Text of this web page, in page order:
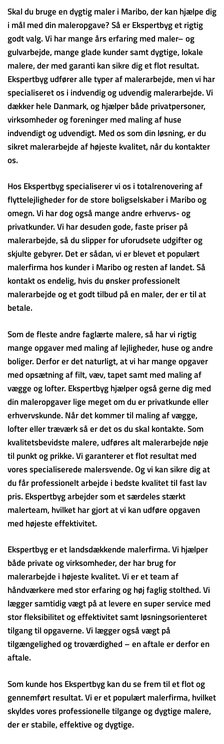
Skal du bruge en dygtig maler i Maribo, der kan hjælpe dig
i mål med din maleropgave? Så er Ekspertbyg et rigtig
godt valg. Vi har mange års erfaring med maler– og
gulvarbejde, mange glade kunder samt dygtige, lokale
malere, der med garanti kan sikre dig et flot resultat.
Ekspertbyg udfører alle typer af malerarbejde, men vi har
specialiseret os i indvendig og udvendig malerarbejde. Vi
dækker hele Danmark, og hjælper både privatpersoner,
virksomheder og foreninger med maling af huse
indvendigt og udvendigt. Med os som din løsning, er du
sikret malerarbejde af højeste kvalitet, når du kontakter
os.
Hos Ekspertbyg specialiserer vi os i totalrenovering af
flyttelejligheder for de store boligselskaber i Maribo og
omegn. Vi har dog også mange andre erhvervs- og
privatkunder. Vi har desuden gode, faste priser på
malerarbejde, så du slipper for uforudsete udgifter og
skjulte gebyrer. Det er sådan, vi er blevet et populært
malerfirma hos kunder i Maribo og resten af landet. Så
kontakt os endelig, hvis du ønsker professionelt
malerarbejde og et godt tilbud på en maler, der er til at
betale.
Som de fleste andre faglærte malere, så har vi rigtig
mange opgaver med maling af lejligheder, huse og andre
boliger. Derfor er det naturligt, at vi har mange opgaver
med opsætning af filt, væv, tapet samt med maling af
vægge og lofter. Ekspertbyg hjælper også gerne dig med
din maleropgaver lige meget om du er privatkunde eller
erhvervskunde. Når det kommer til maling af vægge,
lofter eller træværk så er det os du skal kontakte. Som
kvalitetsbevidste malere, udføres alt malerarbejde nøje
til punkt og prikke. Vi garanterer et flot resultat med
vores specialiserede malersvende. Og vi kan sikre dig at
du får professionelt arbejde i bedste kvalitet til fast lav
pris. Ekspertbyg arbejder som et særdeles stærkt
malerteam, hvilket har gjort at vi kan udføre opgaven
med højeste effektivitet.
Ekspertbyg er et landsdækkende malerfirma. Vi hjælper
både private og virksomheder, der har brug for
malerarbejde i højeste kvalitet. Vi er et team af
håndværkere med stor erfaring og høj faglig stolthed. Vi
lægger samtidig vægt på at levere en super service med
stor fleksibilitet og effektivitet samt løsningsorienteret
tilgang til opgaverne. Vi lægger også vægt på
tilgængelighed og troværdighed – en aftale er derfor en
aftale.
Som kunde hos Ekspertbyg kan du se frem til et flot og
gennemført resultat. Vi er et populært malerfirma, hvilket
skyldes vores professionelle tilgange og dygtige malere,
der er stabile, effektive og dygtige.